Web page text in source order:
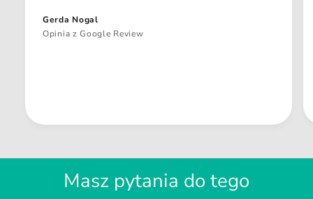
Gerda Nogal
Opinia z Google Review
Masz pytania do tego